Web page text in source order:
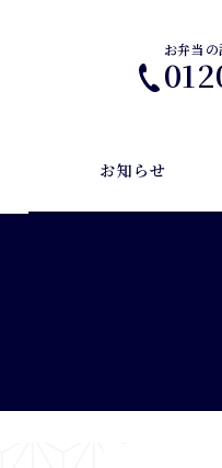
お知らせ
お弁当